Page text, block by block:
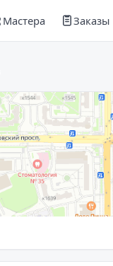
Мастера Заказы